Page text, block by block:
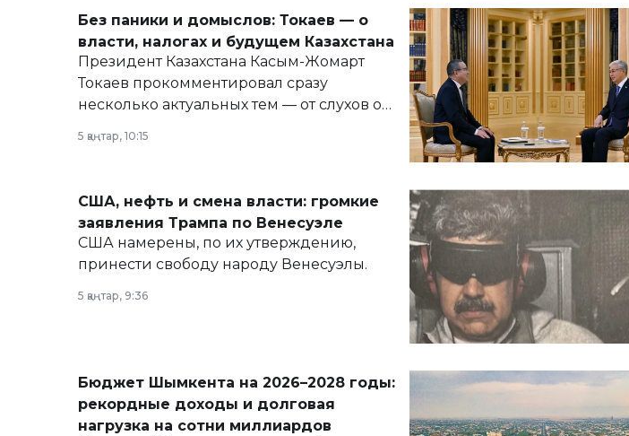
Без паники и домыслов: Токаев — о
власти, налогах и будущем Казахстана
Президент Казахстана Касым-Жомарт
Токаев прокомментировал сразу
несколько актуальных тем — от слухов о
армии, экономики и личного здоровья.
5 қаңтар, 10:15
США, нефть и смена власти: громкие
заявления Трампа по Венесуэле
США намерены, по их утверждению,
принести свободу народу Венесуэлы.
5 қаңтар, 9:36
Бюджет Шымкента на 2026–2028 годы:
рекордные доходы и долговая
нагрузка на сотни миллиардов